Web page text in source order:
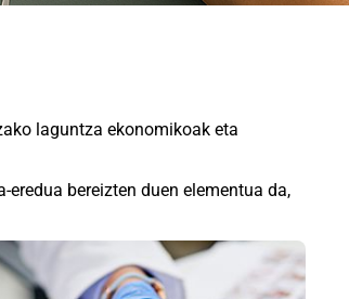
laguntza ekonomikoak eta
bereizten duen elementua da,